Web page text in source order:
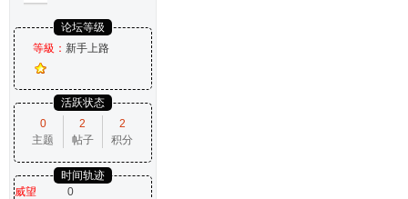
论坛等级
等級： 新手上路
活跃状态
0
主题
2
帖子
2
积分
时间轨迹
威望
0